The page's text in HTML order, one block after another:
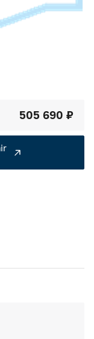
505 690 ₽
об изделии